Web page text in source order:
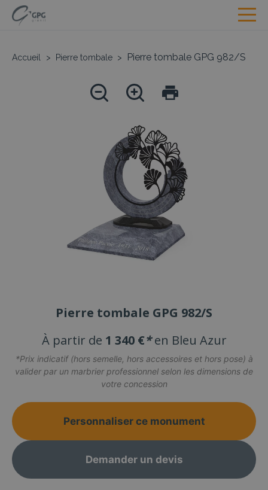
Accueil > Pierre tombale > Pierre tombale GPG 982/S
Pierre tombale GPG 982/S
À partir de 1 340 €* en Bleu Azur
*Prix indicatif (hors semelle, hors accessoires et hors pose) à
valider par un marbrier professionnel selon les dimensions de
votre concession
Personnaliser ce monument
Demander un devis